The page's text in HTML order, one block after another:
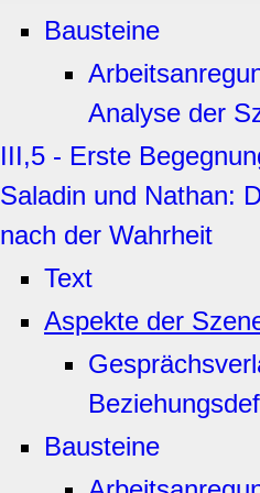
Bausteine
Analyse der
III,5 - Erste
Saladin und Nathan:
nach der Wahrheit
Text
Aspekte der
Bausteine